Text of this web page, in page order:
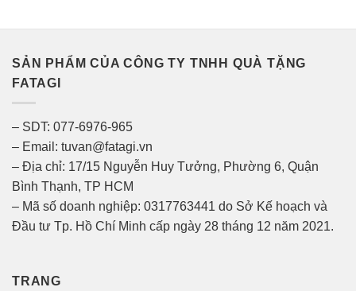
SẢN PHẨM CỦA CÔNG TY TNHH QUÀ TẶNG
FATAGI
– SDT: 077-6976-965
– Email: tuvan@fatagi.vn
– Địa chỉ: 17/15 Nguyễn Huy Tưởng, Phường 6, Quận
Bình Thạnh, TP HCM
– Mã số doanh nghiệp: 0317763441 do Sở Kế hoạch và
Đầu tư Tp. Hồ Chí Minh cấp ngày 28 tháng 12 năm 2021.
TRANG